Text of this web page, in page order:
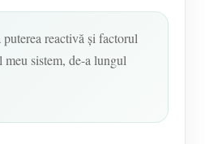
reactivă și factorul
sistem, de-a lungul